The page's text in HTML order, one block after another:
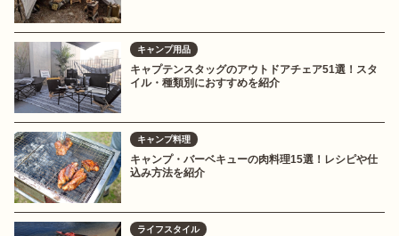
キャンプ用品
キャプテンスタッグのアウトドアチェア51選！スタ
イル・種類別におすすめを紹介
キャンプ料理
キャンプ・バーベキューの肉料理15選！レシピや仕
込み方法を紹介
ライフスタイル